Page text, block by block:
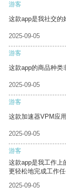
游客
这款app是我社交的
2025-09-05
游客
这款app的商品种类
2025-09-05
游客
这款加速器VPM应
2025-09-05
游客
这款app是我工作上
更轻松地完成工作任
2025-09-05